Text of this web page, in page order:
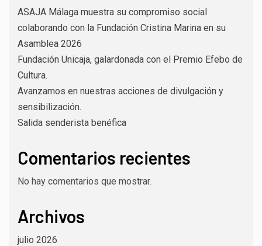
ASAJA Málaga muestra su compromiso social
colaborando con la Fundación Cristina Marina en su
Asamblea 2026
Fundación Unicaja, galardonada con el Premio Efebo de
Cultura.
Avanzamos en nuestras acciones de divulgación y
sensibilización.
Salida senderista benéfica
Comentarios recientes
No hay comentarios que mostrar.
Archivos
julio 2026